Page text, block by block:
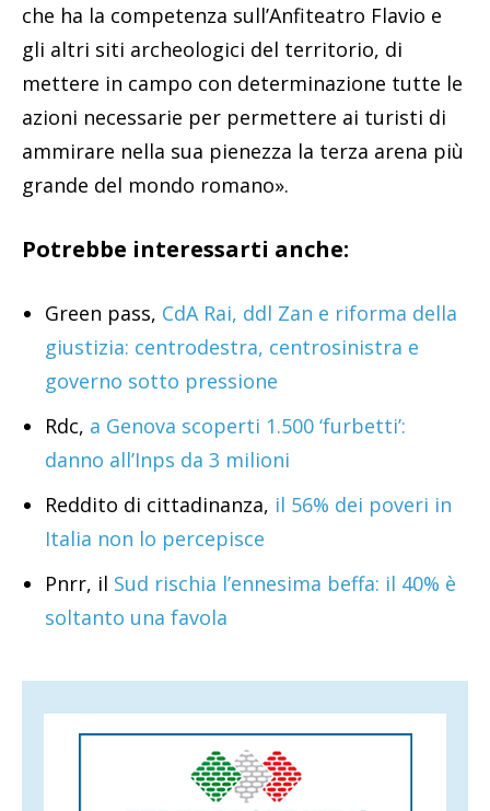
che ha la competenza sull’Anfiteatro Flavio e
gli altri siti archeologici del territorio, di
mettere in campo con determinazione tutte le
azioni necessarie per permettere ai turisti di
ammirare nella sua pienezza la terza arena più
grande del mondo romano».
Potrebbe interessarti anche:
Green pass, CdA Rai, ddl Zan e riforma della
giustizia: centrodestra, centrosinistra e
governo sotto pressione
Rdc, a Genova scoperti 1.500 ‘furbetti’:
danno all’Inps da 3 milioni
Reddito di cittadinanza, il 56% dei poveri in
Italia non lo percepisce
Pnrr, il Sud rischia l’ennesima beffa: il 40% è
soltanto una favola